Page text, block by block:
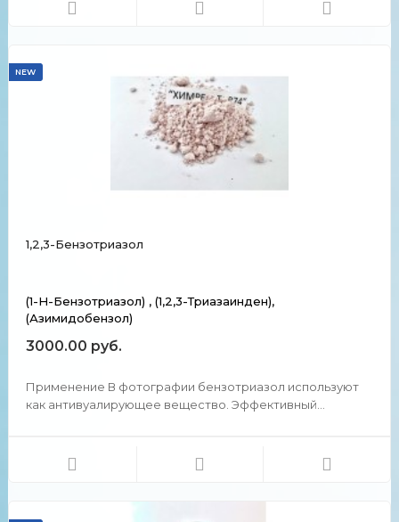
NEW
1,2,3-Бензотриазол
(1-H-Бензотриазол) , (1,2,3-Триазаинден),
(Азимидобензол)
3000.00 руб.
Применение В фотографии бензотриазол используют
как антивуалирующее вещество. Эффективный
сплавов деталь в раствор бензотриазола на её